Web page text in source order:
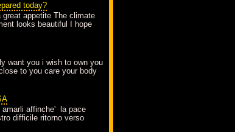
today?
appetite The climate
looks beautiful I hope
want you i wish to own you
to you care your body
amarli affinche' la pace
difficile ritorno verso